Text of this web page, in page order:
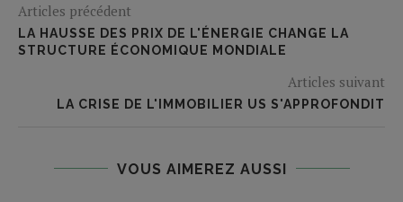
Articles précédent
LA HAUSSE DES PRIX DE L'ÉNERGIE CHANGE LA
STRUCTURE ÉCONOMIQUE MONDIALE
Articles suivant
LA CRISE DE L'IMMOBILIER US S'APPROFONDIT
VOUS AIMEREZ AUSSI